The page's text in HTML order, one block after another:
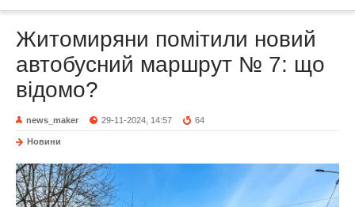
Житомиряни помітили новий
автобусний маршрут № 7: що
відомо?
news_maker 29-11-2024, 14:57 64
Новини